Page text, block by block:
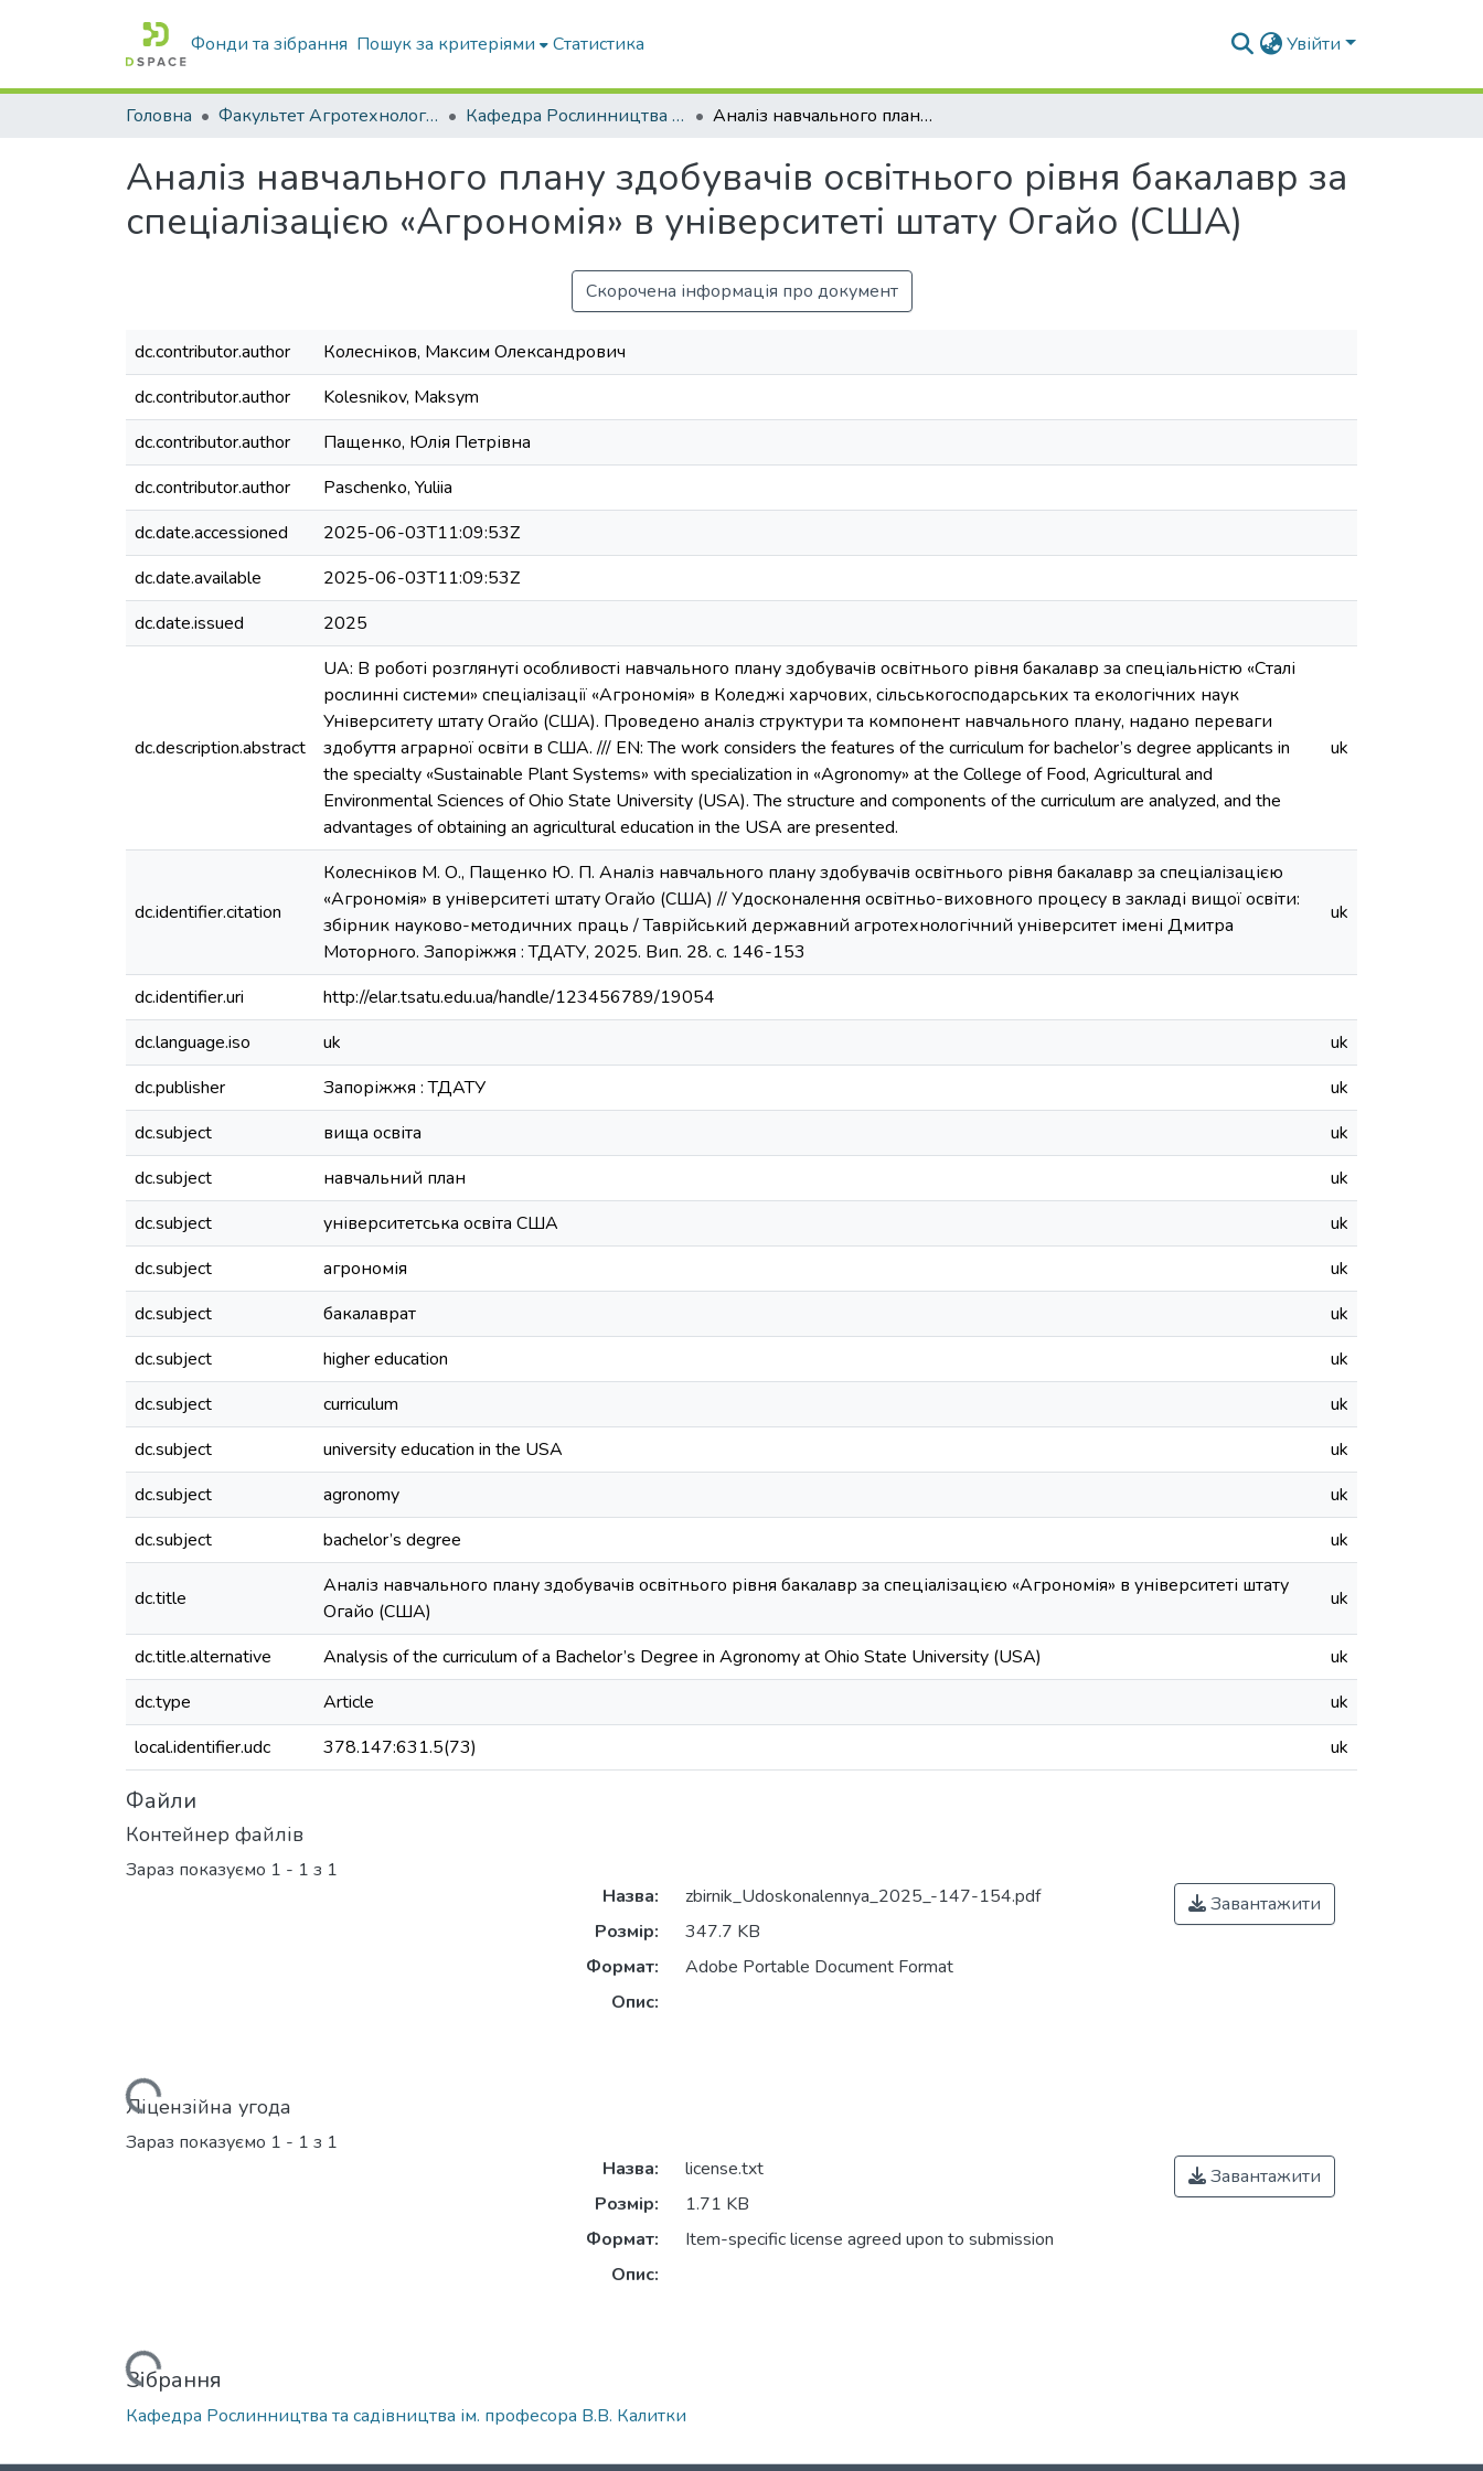
Фонди та зібрання Пошук за критеріями Статистика Увійти
Головна Факультет Агротехнологій та екології Кафедра Рослинництва та садівництва ім. професора В.В. Калитки Аналіз навчального плану здобувачів освітнього рівня бакалавр за спеціалізацією «Агрономія» в університеті штату Огайо (США)
Аналіз навчального плану здобувачів освітнього рівня бакалавр за
спеціалізацією «Агрономія» в університеті штату Огайо (США)
Скорочена інформація про документ
dc.contributor.author
Колесніков, Максим Олександрович
dc.contributor.author
Kolesnikov, Maksym
dc.contributor.author
Пащенко, Юлія Петрівна
dc.contributor.author
Paschenko, Yuliia
dc.date.accessioned
2025-06-03T11:09:53Z
dc.date.available
2025-06-03T11:09:53Z
dc.date.issued
2025
dc.description.abstract
UA: В роботі розглянуті особливості навчального плану здобувачів освітнього рівня бакалавр за спеціальністю «Сталі
рослинні системи» спеціалізації «Агрономія» в Коледжі харчових, сільськогосподарських та екологічних наук
Університету штату Огайо (США). Проведено аналіз структури та компонент навчального плану, надано переваги
здобуття аграрної освіти в США. /// EN: The work considers the features of the curriculum for bachelor’s degree applicants in
the specialty «Sustainable Plant Systems» with specialization in «Agronomy» at the College of Food, Agricultural and
Environmental Sciences of Ohio State University (USA). The structure and components of the curriculum are analyzed, and the
advantages of obtaining an agricultural education in the USA are presented.
uk
dc.identifier.citation
Колесніков М. О., Пащенко Ю. П. Аналіз навчального плану здобувачів освітнього рівня бакалавр за спеціалізацією
«Агрономія» в університеті штату Огайо (США) // Удосконалення освітньо-виховного процесу в закладі вищої освіти:
збірник науково-методичних праць / Таврійський державний агротехнологічний університет імені Дмитра
Моторного. Запоріжжя : ТДАТУ, 2025. Вип. 28. с. 146-153
uk
dc.identifier.uri
http://elar.tsatu.edu.ua/handle/123456789/19054
dc.language.iso
uk
uk
dc.publisher
Запоріжжя : ТДАТУ
uk
dc.subject
вища освіта
uk
dc.subject
навчальний план
uk
dc.subject
університетська освіта США
uk
dc.subject
агрономія
uk
dc.subject
бакалаврат
uk
dc.subject
higher education
uk
dc.subject
curriculum
uk
dc.subject
university education in the USA
uk
dc.subject
agronomy
uk
dc.subject
bachelor’s degree uk
dc.title
Аналіз навчального плану здобувачів освітнього рівня бакалавр за спеціалізацією «Агрономія» в університеті штату
Огайо (США)
uk
dc.title.alternative Analysis of the curriculum of a Bachelor’s Degree in Agronomy at Ohio State University (USA)
uk
dc.type
Article
uk
local.identifier.udc
378.147:631.5(73) uk
Файли
Контейнер файлів
Зараз показуємо 1 - 1 з 1
Вантажиться...
Назва:
zbirnik_Udoskonalennya_2025_-147-154.pdf
Розмір:
347.7 KB
Формат:
Adobe Portable Document Format
Опис:
Завантажити
Ліцензійна угода
Зараз показуємо 1 - 1 з 1
Вантажиться...
Назва:
license.txt
Розмір:
1.71 KB
Формат:
Item-specific license agreed upon to submission
Опис:
Завантажити
Зібрання
Кафедра Рослинництва та садівництва ім. професора В.В. Калитки